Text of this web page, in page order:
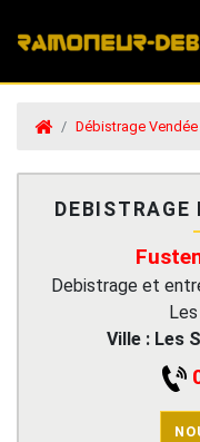
Débistrage Vendée
DEBISTRAGE
Debistrage et
Ville : Les